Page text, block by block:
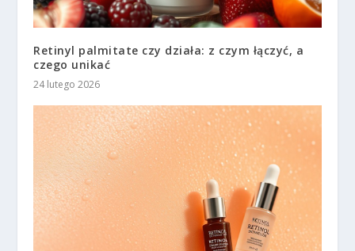
Retinyl palmitate czy działa: z czym łączyć, a
czego unikać
24 lutego 2026